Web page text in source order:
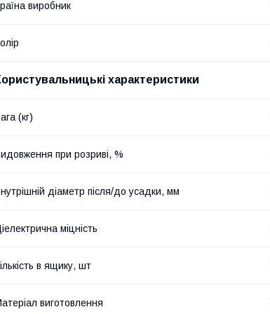
виробник
характеристики
(кг)
при розриві, %
діаметр після/до усадки, мм
міцність
в ящику, шт
виготовлення